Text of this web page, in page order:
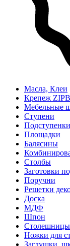
Масла, Клеи
Крепеж
Мебельные
Ступени
Подступенки
Площадки
Балясины
Столбы
Заготовки
Поручни
Решетки
Доска
МДФ
Шпон
Столешницы
Ножки для
Заглушки,